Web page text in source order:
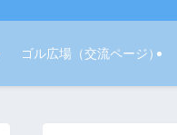
ゴル広場（交流ページ）